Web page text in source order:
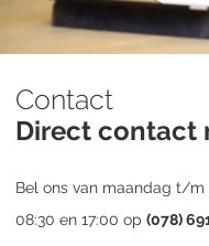
Contact
Direct contact
Bel ons van maandag t/m
08:30 en 17:00 op (078)